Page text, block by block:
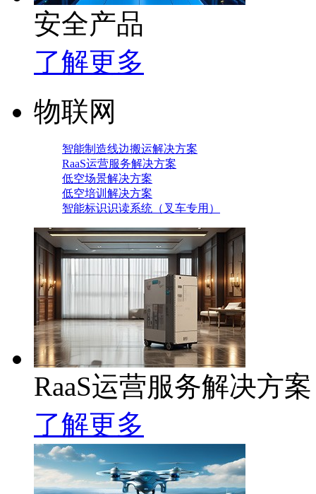
安全产品
了解更多
物联网
智能制造线边搬运解决方案
RaaS运营服务解决方案
低空场景解决方案
低空培训解决方案
智能标识识读系统（叉车专用）
RaaS运营服务解决方案
了解更多